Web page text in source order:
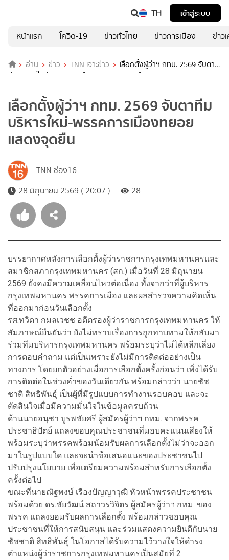
TH
เข้าสู่ระบบ
หน้าแรก
โควิด-19 ข่าวทั่วไทย ข่าวการเมือง ข่าว
อ่าน ข่าว TNN เจาะข่าว
เลือกตั้งผู้ว่าฯ กทม. 2569 จับตา
ทีมบริหารใหม่-พรรคการเมืองทยอยแสดงจุดยืน
เลือกตั้งผู้ว่าฯ กทม. 2569 จับตาทีม
บริหารใหม่-พรรคการเมืองทยอย
แสดงจุดยืน
TNN ช่อง16
28 มิถุนายน 2569 ( 20:07 )
28
บรรยากาศหลังการเลือกตั้งผู้ว่าราชการกรุงเทพมหานครและ
สมาชิกสภากรุงเทพมหานคร (สก.) เมื่อวันที่ 28 มิถุนายน
2569 ยังคงมีความเคลื่อนไหวต่อเนื่อง ทั้งจากว่าที่ผู้บริหาร
กรุงเทพมหานคร พรรคการเมือง และผลสำรวจความคิดเห็น
ที่ออกมาก่อนวันเลือกตั้ง
รศ.ทวิดา กมลเวชช อดีตรองผู้ว่าราชการกรุงเทพมหานคร ให้
สัมภาษณ์ยืนยันว่า ยังไม่ทราบเรื่องการถูกทาบทามให้กลับมา
ร่วมทีมบริหารกรุงเทพมหานคร พร้อมระบุว่าไม่ได้หลีกเลี่ยง
การตอบคำถาม แต่เป็นเพราะยังไม่มีการติดต่ออย่างเป็น
ทางการ โดยยกตัวอย่างเมื่อการเลือกตั้งครั้งก่อนว่า เพิ่งได้รับ
การติดต่อในช่วงค่ำของวันเดียวกัน พร้อมกล่าวว่า นายชัช
ชาติ สิทธิพันธุ์ เป็นผู้ที่มีรูปแบบการทำงานรอบคอบ และจะ
ตัดสินใจเมื่อมีความมั่นใจในข้อมูลครบถ้วน
ด้านนายอนุชา บูรพชัยศรี ผู้สมัครผู้ว่าฯ กทม. จากพรรค
ประชาธิปัตย์ แถลงขอบคุณประชาชนที่มอบคะแนนเสียงให้
พร้อมระบุว่าพรรคพร้อมน้อมรับผลการเลือกตั้งไม่ว่าจะออก
มาในรูปแบบใด และจะนำข้อเสนอแนะของประชาชนไป
ปรับปรุงนโยบาย เพื่อเตรียมความพร้อมสำหรับการเลือกตั้ง
ครั้งต่อไป
ขณะที่นายณัฐพงษ์ เรืองปัญญาวุฒิ หัวหน้าพรรคประชาชน
พร้อมด้วย ดร.ชัยวัฒน์ สถาวรวิจิตร ผู้สมัครผู้ว่าฯ กทม. ของ
พรรค แถลงยอมรับผลการเลือกตั้ง พร้อมกล่าวขอบคุณ
ประชาชนที่ให้การสนับสนุน และร่วมแสดงความยินดีกับนาย
ชัชชาติ สิทธิพันธุ์ ในโอกาสได้รับความไว้วางใจให้ดำรง
ตำแหน่งผู้ว่าราชการกรุงเทพมหานครเป็นสมัยที่ 2